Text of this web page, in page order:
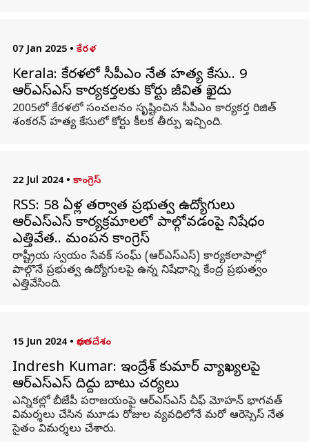
07 Jan 2025 • కేరళ
Kerala: కేరళలో సీపీఎం నేత హత్య కేసు.. 9
ఆర్ఎస్ఎస్ కార్యకర్తలకు కోర్టు జీవిత ఖైదు
2005లో కేరళలో సంచలనం సృష్టించిన సీపీఎం కార్యకర్త రిజిత్
శంకరన్ హత్య కేసులో కోర్టు కీలక తీర్పు ఇచ్చింది.
22 Jul 2024 • కాంగ్రెస్
RSS: 58 ఏళ్ల తర్వాత ప్రభుత్వ ఉద్యోగులు
ఆర్‌ఎస్‌ఎస్ కార్యక్రమాలలో పాల్గోవడంపై నిషేధం
ఎత్తివేత.. మండిపడిన కాంగ్రెస్
రాష్ట్రీయ స్వయం సేవక్ సంఘ్ (ఆర్ఎస్ఎస్) కార్యకలాపాల్లో
పాల్గొనే ప్రభుత్వ ఉద్యోగులపై ఉన్న నిషేధాన్ని కేంద్ర ప్రభుత్వం
ఎత్తివేసింది.
15 Jun 2024 • భారతదేశం
Indresh Kumar: ఇంద్రేశ్‌ కుమార్‌ వ్యాఖ్యలపై
ఆర్ఎస్ఎస్ దిద్దు బాటు చర్యలు
ఎన్నికల్లో బీజేపీ పరాజయంపై ఆర్ఎస్ఎస్ చీఫ్‌ మోహన్‌ భాగవత్‌
విమర్శలు చేసిన మూడు రోజుల వ్యవధిలోనే మరో ఆరెస్సెస్‌ నేత
సైతం విమర్శలు చేశారు.